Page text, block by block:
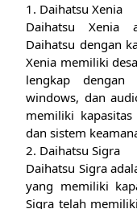
1. Daihatsu Xenia
Daihatsu Xenia
Daihatsu dengan
Xenia memiliki
lengkap
windows, dan
memiliki
dan sistem
2. Daihatsu Sigra
Daihatsu Sigra
yang memiliki
Sigra telah